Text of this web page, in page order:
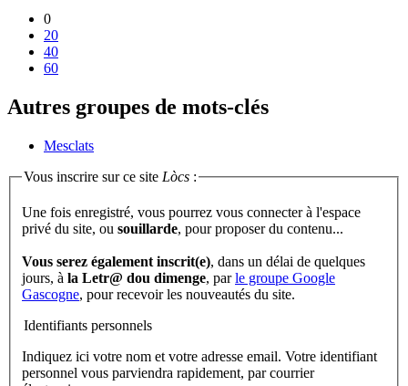
0
20
40
60
Autres groupes de mots-clés
Mesclats
Vous inscrire sur ce site Lòcs :
Une fois enregistré, vous pourrez vous connecter à l'espace
privé du site, ou souillarde , pour proposer du contenu...
Vous serez également inscrit(e), dans un délai de quelques
jours, à la Letr@ dou dimenge, parle groupe Google
Gascogne, pour recevoir les nouveautés du site.
Identifiants personnels
Indiquez ici votre nom et votre adresse email. Votre identifiant
personnel vous parviendra rapidement, par courrier